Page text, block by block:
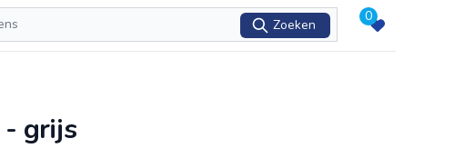
Zoeken
0
- grijs